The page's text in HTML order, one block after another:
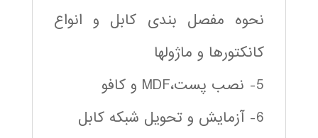
نحوه مفصل بندی کابل و انواع
کانکتورها و ماژولها
5- نصب پست،MDF و کافو
6- آزمایش و تحویل شبکه کابل